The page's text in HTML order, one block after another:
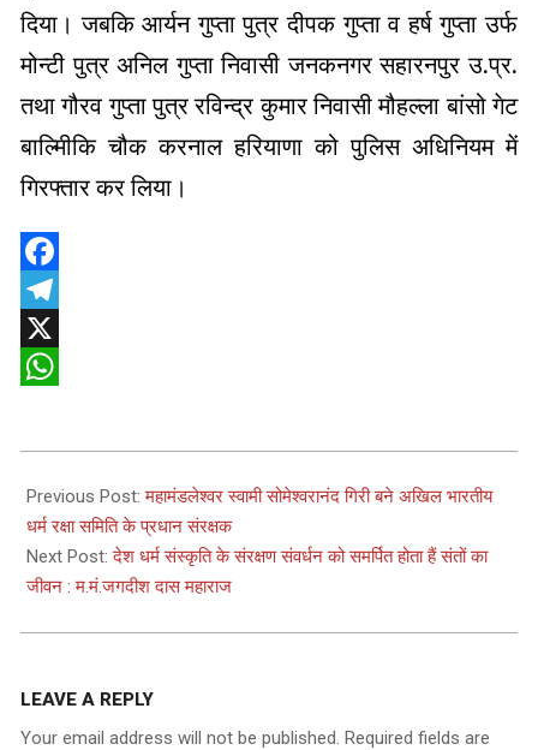
दिया। जबकि आर्यन गुप्ता पुत्र दीपक गुप्ता व हर्ष गुप्ता उर्फ
मोन्टी पुत्र अनिल गुप्ता निवासी जनकनगर सहारनपुर उ.प्र.
तथा गौरव गुप्ता पुत्र रविन्द्र कुमार निवासी मौहल्ला बांसो गेट
बाल्मिीकि चौक करनाल हरियाणा को पुलिस अधिनियम में
गिरफ्तार कर लिया।
Facebook
Telegram
X
05-
14
Previous Post:महामंडलेश्वर स्वामी सोमेश्वरानंद गिरी बने अखिल भारतीय
धर्म रक्षा समिति के प्रधान संरक्षक
Next Post:देश धर्म संस्कृति के संरक्षण संवर्धन को समर्पित होता हैं संतों का
जीवन : म.मं.जगदीश दास महाराज
LEAVE A REPLY
Your email address will not be published. Required fields are